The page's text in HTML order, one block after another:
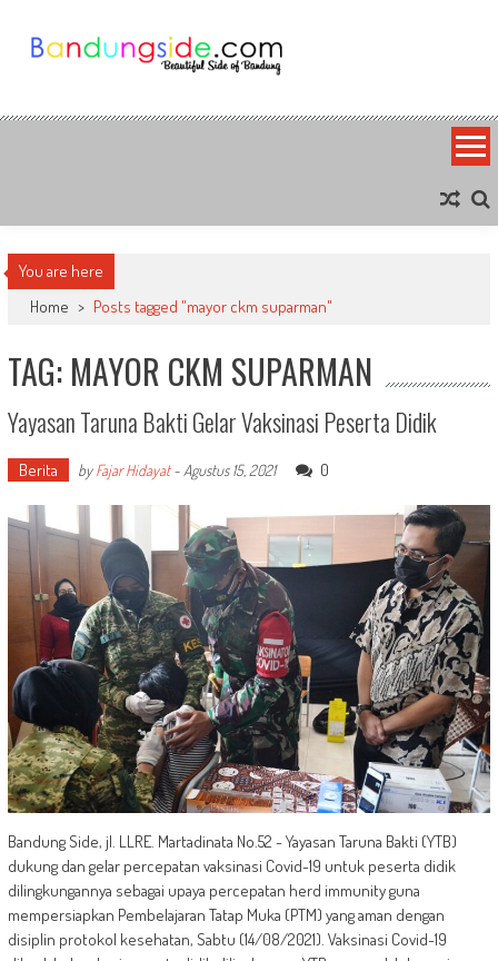
content
Bandung Side
You are here
Home > Posts tagged "mayor ckm suparman"
TAG: MAYOR CKM SUPARMAN
Yayasan Taruna Bakti Gelar Vaksinasi Peserta Didik
Berita byFajar Hidayat- Agustus 15, 2021 0
Bandung Side, jl. LLRE. Martadinata No.52 - Yayasan Taruna Bakti (YTB)
dukung dan gelar percepatan vaksinasi Covid-19 untuk peserta didik
dilingkungannya sebagai upaya percepatan herd immunity guna
mempersiapkan Pembelajaran Tatap Muka (PTM) yang aman dengan
disiplin protokol kesehatan, Sabtu (14/08/2021). Vaksinasi Covid-19